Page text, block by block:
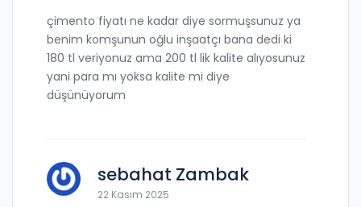
çimento fiyatı ne kadar diye sormuşsunuz ya
benim komşunun oğlu inşaatçı bana dedi ki
180 tl veriyonuz ama 200 tl lik kalite alıyosunuz
yani para mı yoksa kalite mi diye
düşünüyorum
sebahat Zambak
22 Kasım 2025